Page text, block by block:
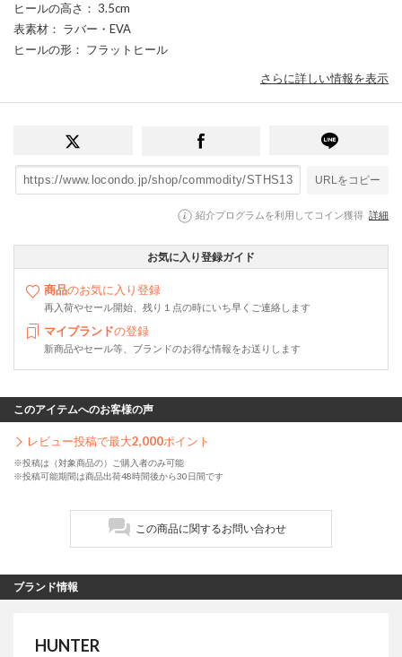
ヒールの高さ ： 3.5cm
表素材 ： ラバー・EVA
ヒールの形 ： フラットヒール
さらに詳しい情報を表示
URLをコピー
紹介プログラムを利用してコイン獲得 詳細
お気に入り登録ガイド
商品のお気に入り登録
再入荷やセール開始、残り１点の時にいち早くご連絡します
マイブランドの登録
新商品やセール等、ブランドのお得な情報をお送りします
このアイテムへのお客様の声
レビュー投稿で最大2,000ポイント
※投稿は（対象商品の）ご購入者のみ可能
※投稿可能期間は商品出荷48時間後から30日間です
この商品に関するお問い合わせ
ブランド情報
HUNTER